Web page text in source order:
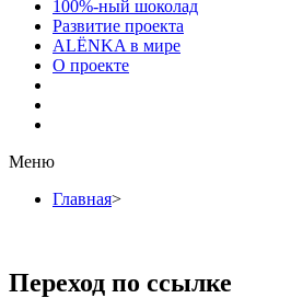
100%-ный шоколад
Развитие проекта
ALЁNKA в мире
О проекте
Меню
Главная>
Переход по ссылке